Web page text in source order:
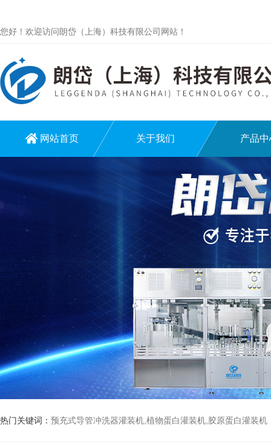
您好！欢迎访问朗岱（上海）科技有限公司网站！
网站首页 关于我们 产品中
热门关键词： 预充式导管冲洗器灌装机,植物蛋白灌装机,胶原蛋白灌装机